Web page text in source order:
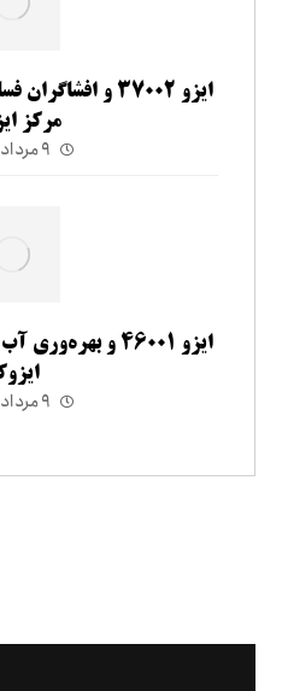
مرکز
۹ مرداد ۱۴۰۵
ایزو ۴۶۰۰۱ و
۹ مرداد ۱۴۰۵